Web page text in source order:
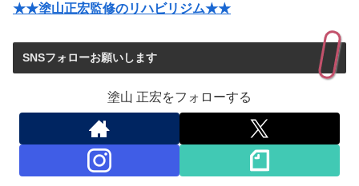
★★塗山正宏監修のリハビリジム★★
SNSフォローお願いします
塗山 正宏をフォローする